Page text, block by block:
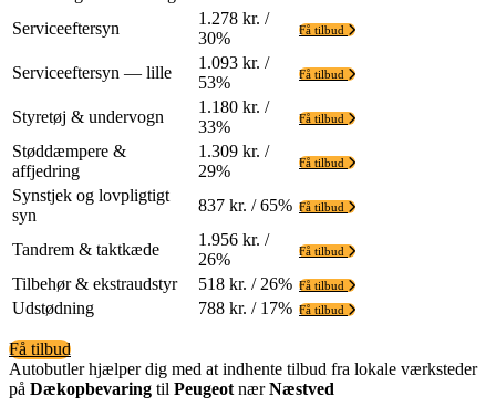
Serviceeftersyn
1.278 kr. /
30%
Få tilbud
Serviceeftersyn — lille
1.093 kr. /
53%
Få tilbud
Styretøj & undervogn
1.180 kr. /
33%
Få tilbud
Støddæmpere &
affjedring
1.309 kr. /
29%
Få tilbud
Synstjek og lovpligtigt
syn
837 kr. / 65% Få tilbud
Tandrem & taktkæde
1.956 kr. /
26%
Få tilbud
Tilbehør & ekstraudstyr 518 kr. / 26% Få tilbud
Udstødning 788 kr. / 17% Få tilbud
Få tilbud
Autobutler hjælper dig med at indhente tilbud fra lokale værksteder
på Dækopbevaring til Peugeot nærNæstved